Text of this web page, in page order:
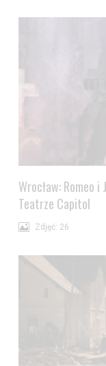
Wrocław: Romeo
Teatrze Capitol
Zdjęć: 26